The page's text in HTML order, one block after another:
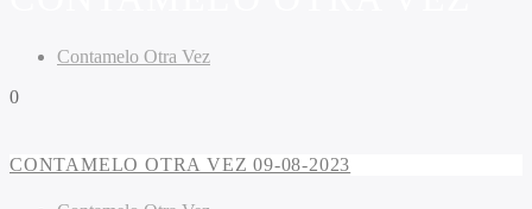
Contamelo Otra Vez
0
CONTAMELO OTRA VEZ 09-08-2023